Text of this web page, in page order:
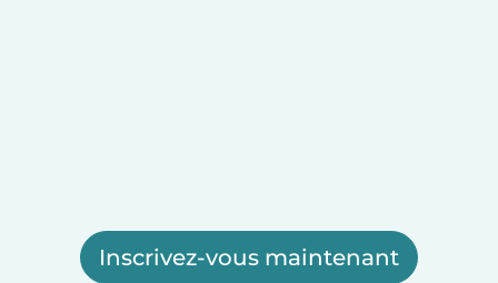
Inscrivez-vous maintenant